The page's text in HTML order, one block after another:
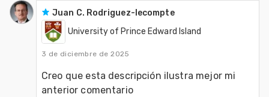
Juan C. Rodriguez-lecompte
University of Prince Edward Island
3 de diciembre de 2025
Creo que esta descripción ilustra mejor mi
anterior comentario